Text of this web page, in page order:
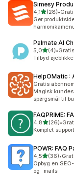
Simesy
4,1ud af 5
(28)
28 •
Gør
Palmate AI
5,0ud af 5
(4)
4 anmeldelser
•
Tilbyd
HelpOMatic :
Gratis
Magisk
spørgsmål til
FAQPRIME:
4,8ud af 5
(26)
26 •
Komplet
POWR: FAQ
4,5ud af 5
(36)
36 •
Opbyg en
og -mails